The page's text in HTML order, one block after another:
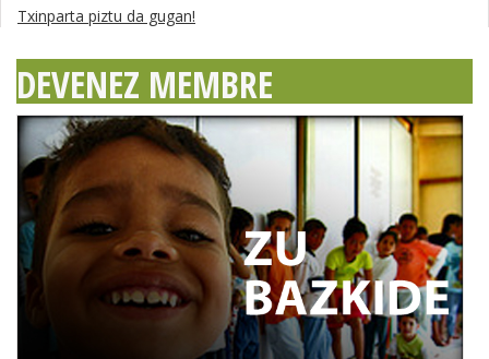
Txinparta piztu da gugan!
DEVENEZ MEMBRE